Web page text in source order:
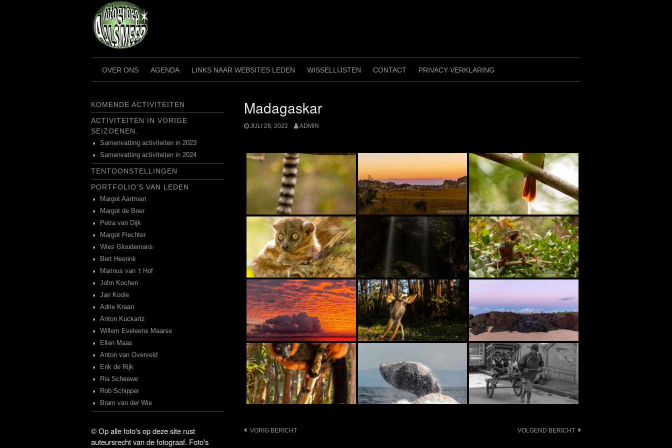
OVER ONS AGENDA LINKS NAAR WEBSITES LEDEN WISSELLIJSTEN CONTACT PRIVACY VERKLARING
Madagaskar
JULI 28, 2022 ADMIN
Bericht
VORIG BERICHT VOLGEND BERICHT
KOMENDE ACTIVITEITEN
ACTIVITEITEN IN VORIGE
SEIZOENEN.
Samenvatting activiteiten in 2023
Samenvatting activiteiten in 2024
TENTOONSTELLINGEN
PORTFOLIO’S VAN LEDEN
Margot Aartman
Margot de Boer
Petra van Dijk
Margot Fiechter
Wies Gloudemans
Bert Heerink
Marinus van ’t Hof
John Kochen
Jan Koole
Adrie Kraan
Anton Kuckartz
Willem Eveleens Maarse
Ellen Maas
Anton van Overveld
Erik de Rijk
Ria Scheewe
Rob Schipper
Bram van der Wie
©Op alle foto's op deze site rust
auteursrecht van de fotograaf. Foto's